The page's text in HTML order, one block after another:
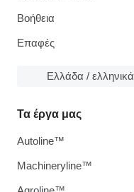
Βοήθεια
Επαφές
Ελλάδα / ελληνικά
Τα έργα μας
Autoline™
Machineryline™